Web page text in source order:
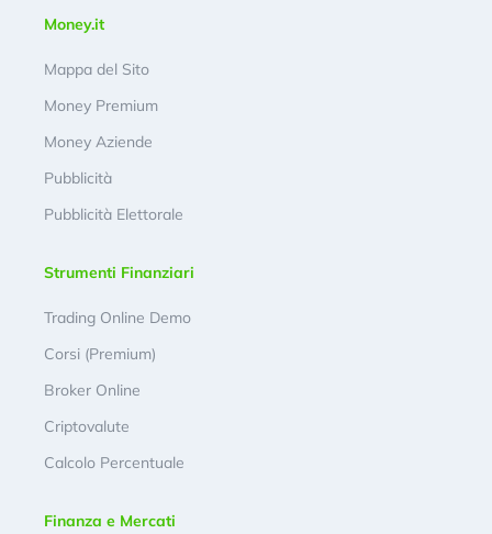
Money.it
Mappa del Sito
Money Premium
Money Aziende
Pubblicità
Pubblicità Elettorale
Strumenti Finanziari
Trading Online Demo
Corsi (Premium)
Broker Online
Criptovalute
Calcolo Percentuale
Finanza e Mercati